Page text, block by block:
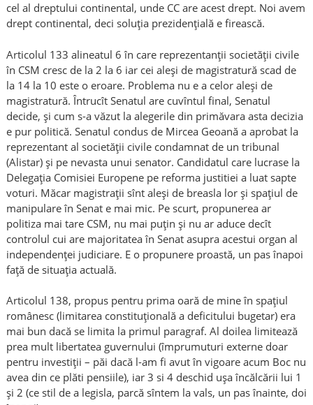
cel al dreptului continental, unde CC are acest drept. Noi avem
drept continental, deci soluţia prezidenţială e firească.
Articolul 133 alineatul 6 în care reprezentanţii societăţii civile
în CSM cresc de la 2 la 6 iar cei aleşi de magistratură scad de
la 14 la 10 este o eroare. Problema nu e a celor aleşi de
magistratură. Întrucît Senatul are cuvîntul final, Senatul
decide, şi cum s-a văzut la alegerile din primăvara asta decizia
e pur politică. Senatul condus de Mircea Geoană a aprobat la
reprezentant al societăţii civile condamnat de un tribunal
(Alistar) şi pe nevasta unui senator. Candidatul care lucrase la
Delegaţia Comisiei Europene pe reforma justitiei a luat sapte
voturi. Măcar magistraţii sînt aleşi de breasla lor şi spaţiul de
manipulare în Senat e mai mic. Pe scurt, propunerea ar
politiza mai tare CSM, nu mai puţin şi nu ar aduce decît
controlul cui are majoritatea în Senat asupra acestui organ al
independenţei judiciare. E o propunere proastă, un pas înapoi
faţă de situaţia actuală.
Articolul 138, propus pentru prima oară de mine în spaţiul
românesc (limitarea constituţională a deficitului bugetar) era
mai bun dacă se limita la primul paragraf. Al doilea limitează
prea mult libertatea guvernului (împrumuturi externe doar
pentru investiţii – păi dacă l-am fi avut în vigoare acum Boc nu
avea din ce plăti pensiile), iar 3 si 4 deschid uşa încălcării lui 1
şi 2 (ce stil de a legisla, parcă sîntem la vals, un pas înainte, doi